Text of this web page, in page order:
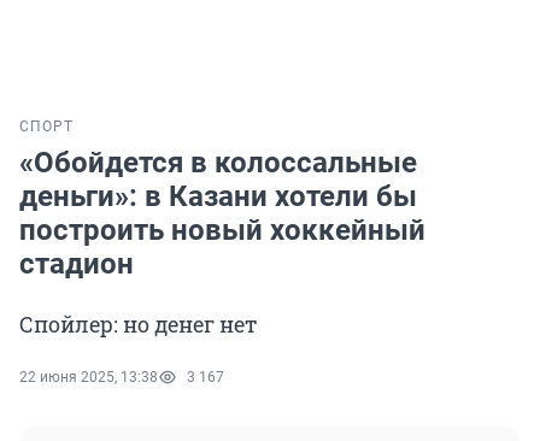
СПОРТ
«Обойдется в колоссальные
деньги»: в Казани хотели бы
построить новый хоккейный
стадион
Спойлер: но денег нет
22 июня 2025, 13:38 3 167